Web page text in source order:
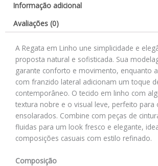
Informação adicional
Avaliações (0)
A Regata em Linho une simplicidade e
proposta natural e sofisticada. Sua
garante conforto e movimento, enquanto
com franzido lateral adicionam um toque
contemporâneo. O tecido em linho com
textura nobre e o visual leve, perfeito para
ensolarados. Combine com peças de
fluidas para um look fresco e elegante,
composições casuais com estilo refinado.
Composição